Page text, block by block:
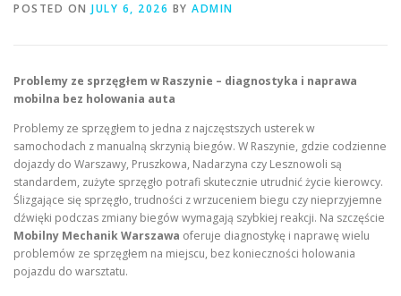
POSTED ON JULY 6, 2026 BY ADMIN
Problemy ze sprzęgłem w Raszynie – diagnostyka i naprawa
mobilna bez holowania auta
Problemy ze sprzęgłem to jedna z najczęstszych usterek w
samochodach z manualną skrzynią biegów. W Raszynie, gdzie codzienne
dojazdy do Warszawy, Pruszkowa, Nadarzyna czy Lesznowoli są
standardem, zużyte sprzęgło potrafi skutecznie utrudnić życie kierowcy.
Ślizgające się sprzęgło, trudności z wrzuceniem biegu czy nieprzyjemne
dźwięki podczas zmiany biegów wymagają szybkiej reakcji. Na szczęście
Mobilny Mechanik Warszawa oferuje diagnostykę i naprawę wielu
problemów ze sprzęgłem na miejscu, bez konieczności holowania
pojazdu do warsztatu.